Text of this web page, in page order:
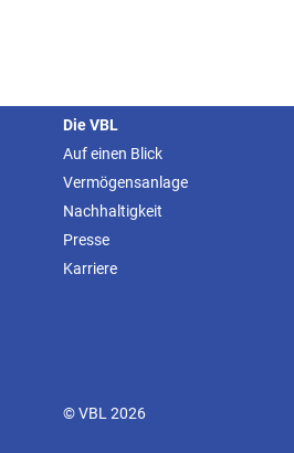
Die VBL
Auf einen Blick
Vermögensanlage
Nachhaltigkeit
Presse
Karriere
© VBL 2026